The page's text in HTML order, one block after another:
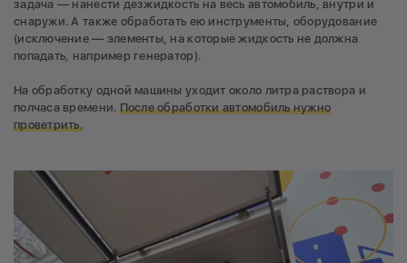
задача — нанести дезжидкость на весь автомобиль, внутри и
снаружи. А также обработать ею инструменты, оборудование
(исключение — элементы, на которые жидкость не должна
попадать, например генератор).
На обработку одной машины уходит около литра раствора и
полчаса времени. После обработки автомобиль нужно
проветрить.